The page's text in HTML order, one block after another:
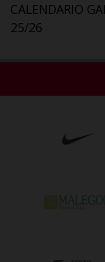
CALENDARIO
25/26